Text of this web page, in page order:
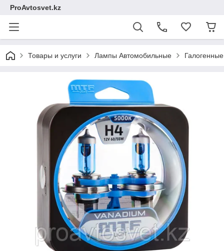
ProAvtosvet.kz
Товары и услуги Лампы Автомобильные